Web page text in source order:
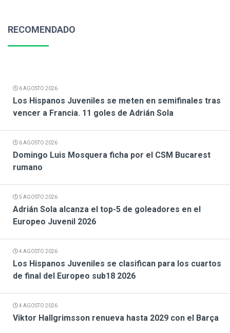
RECOMENDADO
6 AGOSTO 2026
Los Hispanos Juveniles se meten en semifinales tras
vencer a Francia. 11 goles de Adrián Sola
6 AGOSTO 2026
Domingo Luis Mosquera ficha por el CSM Bucarest
rumano
5 AGOSTO 2026
Adrián Sola alcanza el top-5 de goleadores en el
Europeo Juvenil 2026
4 AGOSTO 2026
Los Hispanos Juveniles se clasifican para los cuartos
de final del Europeo sub18 2026
4 AGOSTO 2026
Viktor Hallgrimsson renueva hasta 2029 con el Barça